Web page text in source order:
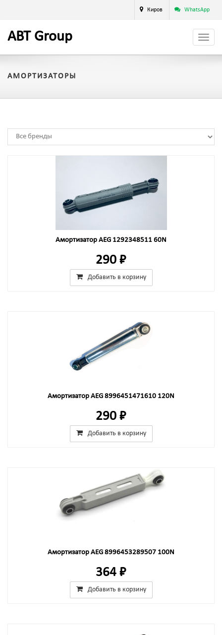
Киров WhatsApp
ABT Group
АМОРТИЗАТОРЫ
Амортизатор AEG 1292348511 60N
290 ₽
Добавить в корзину
Амортизатор AEG 8996451471610 120N
290 ₽
Добавить в корзину
Амортизатор AEG 8996453289507 100N
364 ₽
Добавить в корзину